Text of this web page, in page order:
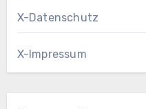
X-Datenschutz
X-Impressum